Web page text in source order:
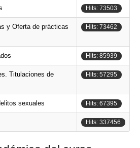
Hits: 73503
y Oferta de prácticas
Hits: 73462
Hits: 85939
Titulaciones de
Hits: 57295
sexuales Hits: 67395
Hits: 337456